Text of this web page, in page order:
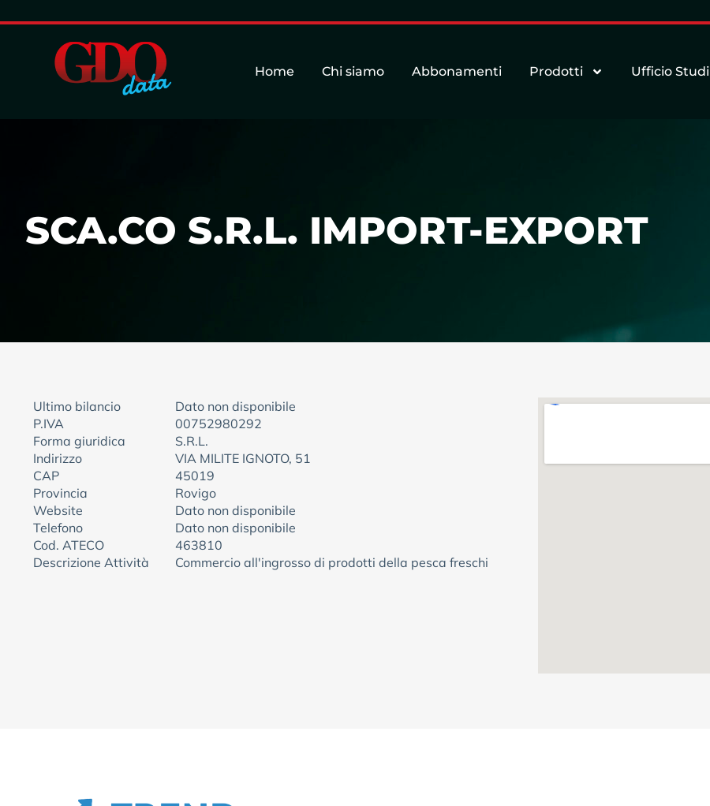
Home Chi siamo Abbonamenti Prodotti Ufficio Studi
SCA.CO S.R.L. IMPORT-EXPORT
Ultimo bilancio
Dato non disponibile
P.IVA
00752980292
Forma giuridica
S.R.L.
Indirizzo
VIA MILITE IGNOTO, 51
CAP
45019
Provincia
Rovigo
Website
Dato non disponibile
Telefono
Dato non disponibile
Cod. ATECO
463810
Descrizione Attività
Commercio all'ingrosso di prodotti della pesca freschi